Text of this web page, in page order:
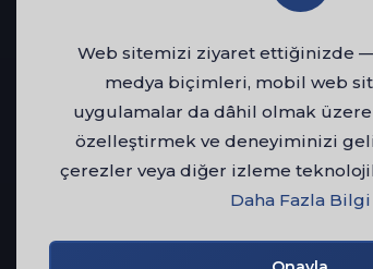
Web sitemizi ziyaret ettiğinizde
medya biçimleri, mobil web
uygulamalar da dâhil olmak
özelleştirmek ve deneyiminizi
çerezler veya diğer izleme
Daha Fazla Bilgi